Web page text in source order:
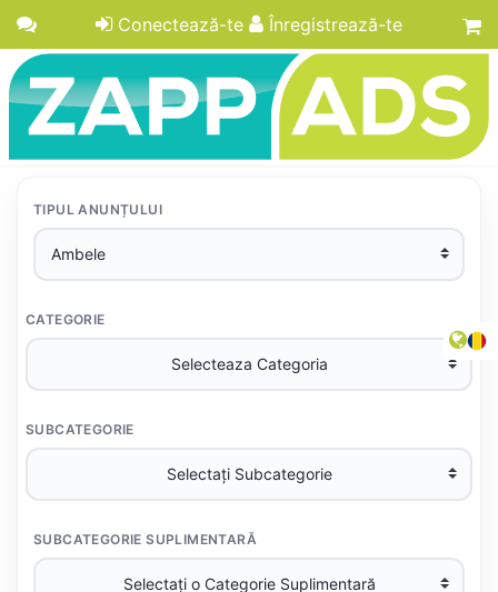
Conectează-te Înregistrează-te
TIPUL ANUNȚULUI
CATEGORIE
SUBCATEGORIE
SUBCATEGORIE SUPLIMENTARĂ